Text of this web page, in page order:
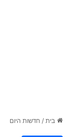
בית/ חדשות היום